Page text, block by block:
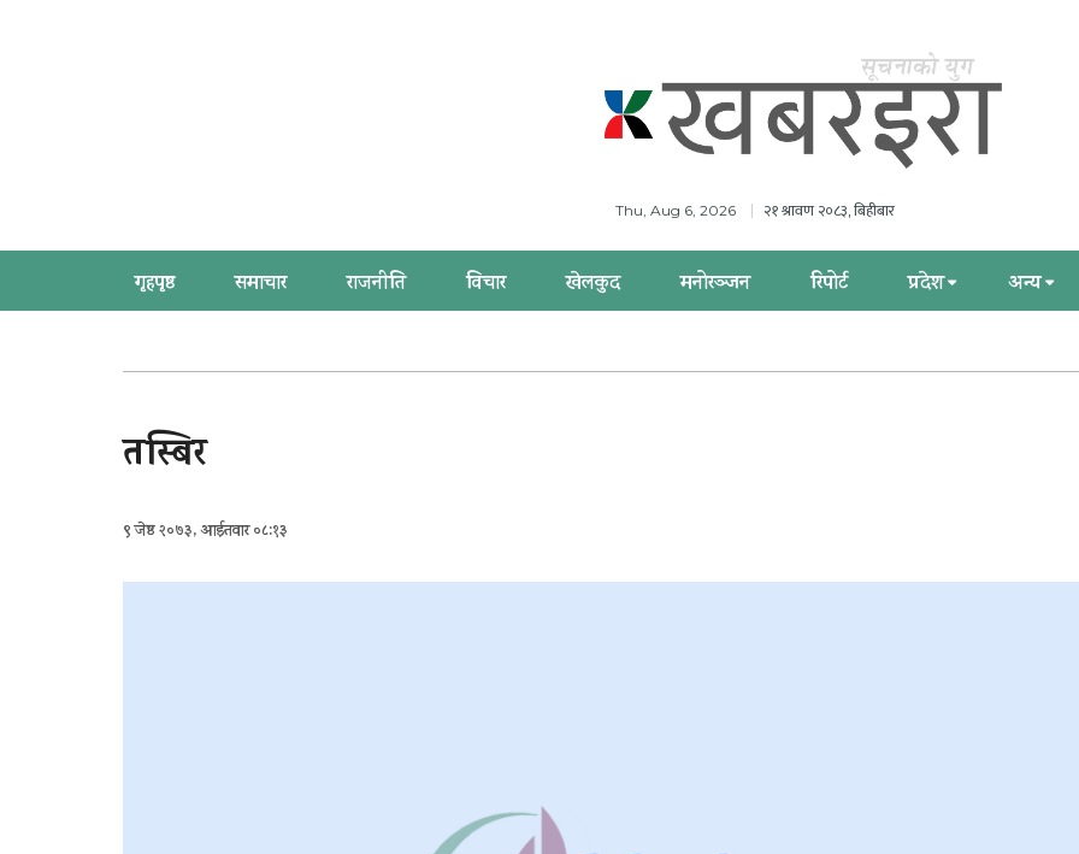
Thu, Aug 6, 2026 २१ श्रावण २०८३, बिहीबार
गृहपृष्ठ समाचार राजनीति विचार खेलकुद मनोरञ्जन रिपोर्ट प्रदेश अन्य
तस्बिर
९ जेष्ठ २०७३, आईतवार ०८:१३